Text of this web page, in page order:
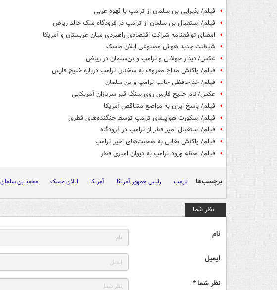
فیلم/ پذیرایی بن سلمان از ترامپ با قهوه عربی
فیلم/ استقبال بن سلمان از ترامپ در فرودگاه ملک خالد ریاض
امضای توافقنامه شراکت اقتصادی راهبردی میان عربستان و آمریکا
شیطنت جدید هوش مصنوعی ایلان ماسک
عکس/ دیدار جولانی و ترامپ و بن‌سلمان در ریاض
فیلم/ واکنش مداح معروف به سخنان ترامپ درباره خلیج فارس
فیلم/ خداحافظی جالب ترامپ و بن سلمان
عکس/ نام خلیج فارس روی سنگ قبر سربازان آمریکایی
فیلم/ پاسخ ایران به مواضع متناقض آمریکا
فیلم/ اسکورت هواپیمای ترامپ توسط جنگنده‌های قطری
فیلم/ استقبال امیر قطر از ترامپ در فرودگاه
فیلم/ واکنش بقایی به صحبت‌های اخیر ترامپ
فیلم/ لحظه ورود ترامپ به دیوان امیری قطر
برچسب‌ها ترامپ رئیس جمهور آمریکا آمریکا ایلان ماسک محمد بن سلمان
نظر شما
نام
ایمیل
نظر شما *